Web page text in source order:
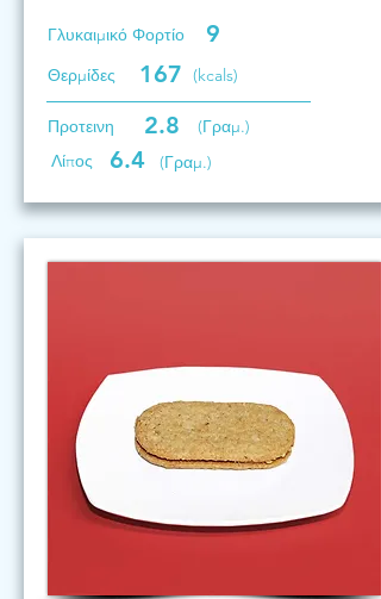
Γλυκαιμικό Φορτίο 9
Θερμίδες 167 (kcals)
Προτεινη 2.8
(Γραμ.)
Λίπος
6.4 (Γραμ.)